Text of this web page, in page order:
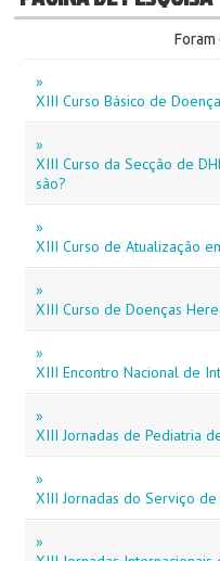
»
XIII Curso Básico de
»
XIII Curso da Secção de
são?
»
XIII Curso de Atualização
»
XIII Curso de Doenças
»
XIII Encontro Nacional de
»
XIII Jornadas de Pediatria
»
XIII Jornadas do Serviço
»